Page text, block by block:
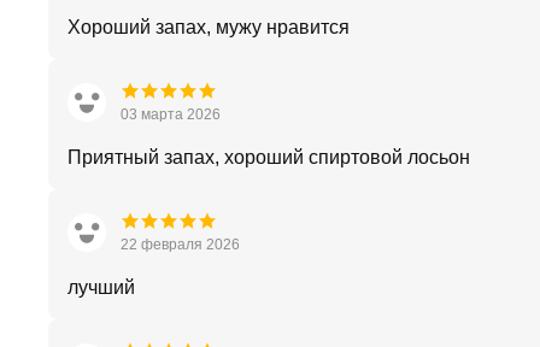
Хороший запах, мужу нравится
03 марта 2026
Приятный запах, хороший спиртовой лосьон
22 февраля 2026
лучший